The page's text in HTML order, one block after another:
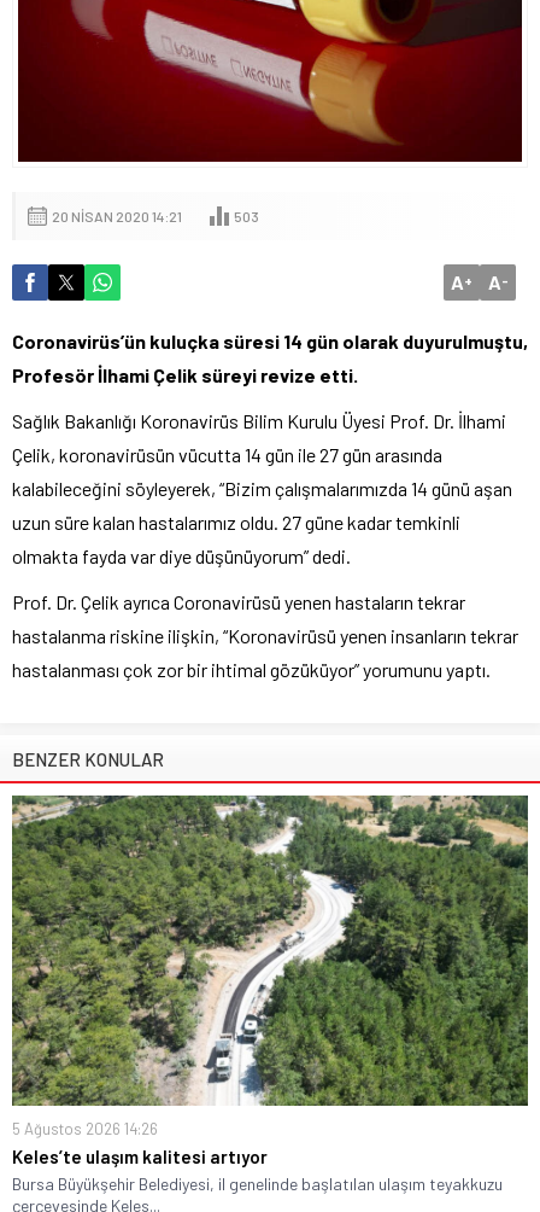
20 NISAN 2020 14:21 503
A+ A-
Coronavirüs’ün kuluçka süresi 14 gün olarak duyurulmuştu,
Profesör İlhami Çelik süreyi revize etti.
Sağlık Bakanlığı Koronavirüs Bilim Kurulu Üyesi Prof. Dr. İlhami
Çelik, koronavirüsün vücutta 14 gün ile 27 gün arasında
kalabileceğini söyleyerek, “Bizim çalışmalarımızda 14 günü aşan
uzun süre kalan hastalarımız oldu. 27 güne kadar temkinli
olmakta fayda var diye düşünüyorum” dedi.
Prof. Dr. Çelik ayrıca Coronavirüsü yenen hastaların tekrar
hastalanma riskine ilişkin, “Koronavirüsü yenen insanların tekrar
hastalanması çok zor bir ihtimal gözüküyor” yorumunu yaptı.
BENZER KONULAR
5 Ağustos 2026 14:26
Keles’te ulaşım kalitesi artıyor
Bursa Büyükşehir Belediyesi, il genelinde başlatılan ulaşım teyakkuzu
çerçevesinde Keles...